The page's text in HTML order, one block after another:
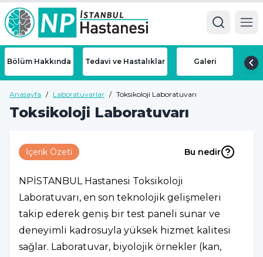
Bölüm Hakkında Tedavi ve Hastalıklar Galeri
Anasayfa / Laboratuvarlar / Toksikoloji Laboratuvarı
Toksikoloji Laboratuvarı
İçerik Özeti Bu nedir
NPİSTANBUL Hastanesi Toksikoloji
Laboratuvarı, en son teknolojik gelişmeleri
takip ederek geniş bir test paneli sunar ve
deneyimli kadrosuyla yüksek hizmet kalitesi
sağlar. Laboratuvar, biyolojik örnekler (kan,